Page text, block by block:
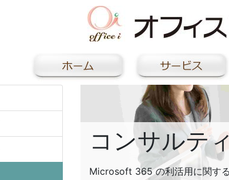
コンサルテ
Microsoft 365 の利活用に関す